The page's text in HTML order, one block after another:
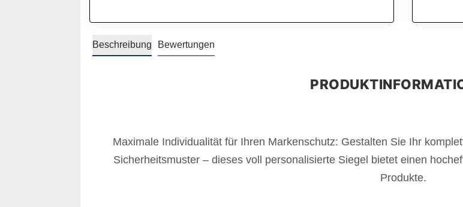
Beschreibung Bewertungen
Maximale Individualität für Ihren Markenschutz: Gestalten Sie Ihr
Sicherheitsmuster – dieses voll personalisierte Siegel bietet einen
Produkte.